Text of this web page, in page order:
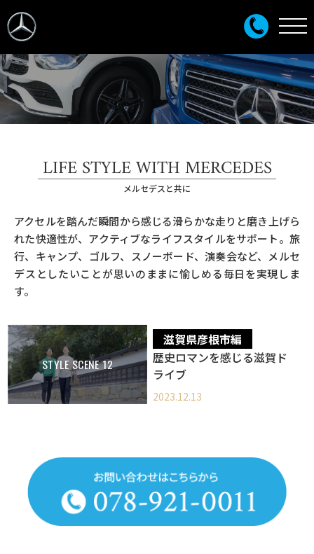
LIFE STYLE WITH MERCEDES
メルセデスと共に
アクセルを踏んだ瞬間から感じる滑らかな走りと磨き上げら
れた快適性が、アクティブなライフスタイルをサポート。旅
行、キャンプ、ゴルフ、スノーボード、演奏会など、メルセ
デスとしたいことが思いのままに愉しめる毎日を実現しま
す。
STYLE SCENE 12
滋賀県彦根市編
‎歴史ロマンを感じる滋賀ド
ライブ
2023.12.13